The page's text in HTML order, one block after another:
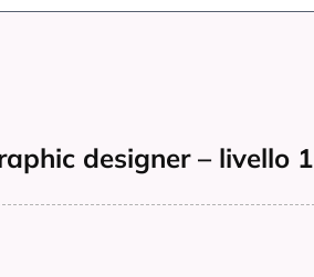
designer – livello 1